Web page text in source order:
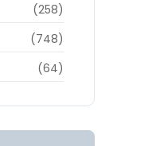
(258)
(748)
(64)